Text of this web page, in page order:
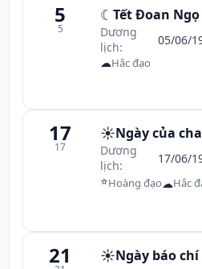
5
5
☾ Tết Đoan Ngọ
Dương
lịch:
05/06/
☁Hắc đạo
17
17
☀️Ngày của cha
Dương
lịch:
17/06/
⭐Hoàng đạo☁Hắc
21 ☀️Ngày báo